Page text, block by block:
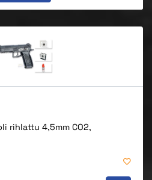
rihlattu 4,5mm CO2,